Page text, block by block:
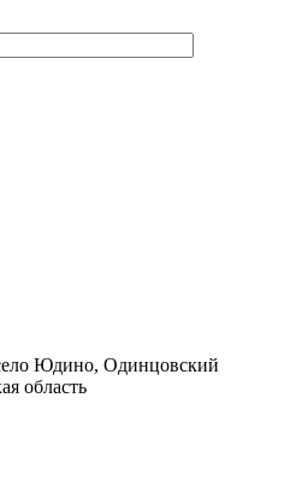
Юдино, Одинцовский
область